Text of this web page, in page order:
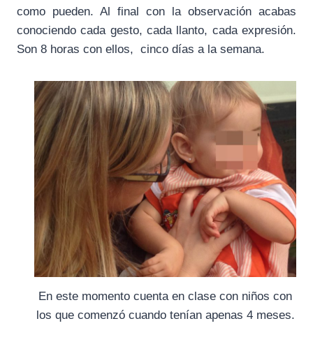
como pueden. Al final con la observación acabas
conociendo cada gesto, cada llanto, cada expresión.
Son 8 horas con ellos, cinco días a la semana.
En este momento cuenta en clase con niños con
los que comenzó cuando tenían apenas 4 meses.